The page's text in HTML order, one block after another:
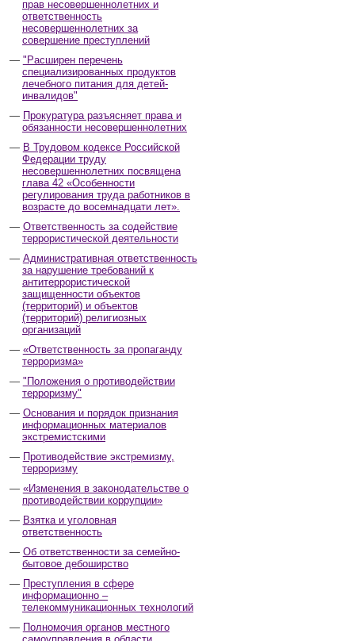
прав несовершеннолетних и
ответственность
несовершеннолетних за
совершение преступлений
"Расширен перечень
специализированных продуктов
лечебного питания для детей-
инвалидов"
Прокуратура разъясняет права и
обязанности несовершеннолетних
В Трудовом кодексе Российской
Федерации труду
несовершеннолетних посвящена
глава 42 «Особенности
регулирования труда работников в
возрасте до восемнадцати лет».
Ответственность за содействие
террористической деятельности
Административная ответственность
за нарушение требований к
антитеррористической
защищенности объектов
(территорий) и объектов
(территорий) религиозных
организаций
«Ответственность за пропаганду
терроризма»
"Положения о противодействии
терроризму"
Основания и порядок признания
информационных материалов
экстремистскими
Противодействие экстремизму,
терроризму
«Изменения в законодательстве о
противодействии коррупции»
Взятка и уголовная
ответственность
Об ответственности за семейно-
бытовое дебоширство
Преступления в сфере
информационно –
телекоммуникационных технологий
Полномочия органов местного